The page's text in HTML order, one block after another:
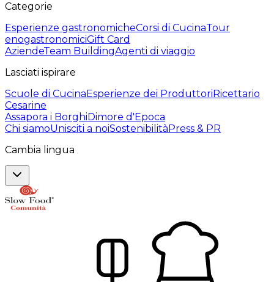
Categorie
Esperienze gastronomicheCorsi di CucinaTour
enogastronomiciGift Card
AziendeTeam BuildingAgenti di viaggio
Lasciati ispirare
Scuole di CucinaEsperienze dei ProduttoriRicettario
Cesarine
Assapora i BorghiDimore d'Epoca
Chi siamoUnisciti a noiSostenibilitàPress & PR
Cambia lingua